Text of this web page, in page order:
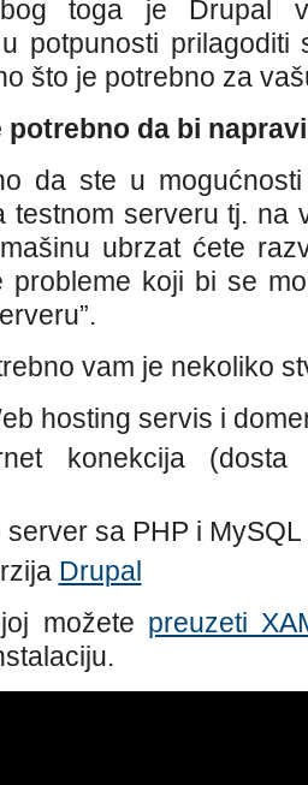
toga je Drupal
potpunosti
što je potrebno za
potrebno da bi
da ste u
testnom serveru tj. na
ubrzat ćete
probleme koji bi se
vam je nekoliko
hosting servis i
konekcija
sa PHP i
Drupal
možete preuzeti